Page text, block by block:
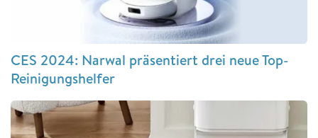
CES 2024: Narwal präsentiert drei neue Top-
Reinigungshelfer